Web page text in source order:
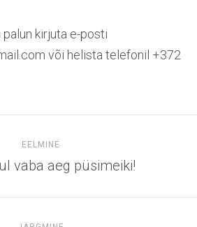
kirjuta e-posti
või helista telefonil +372
EELMINE
vaba aeg püsimeiki!